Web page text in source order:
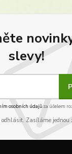
slevy!
osobních údajůza účelem
odhlásit. Zasíláme jednou